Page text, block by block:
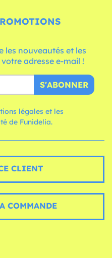
les nouveautés et les
adresse e-mail !
S'ABONNER
légales et les
de Funidelia.
CLIENT
COMMANDE